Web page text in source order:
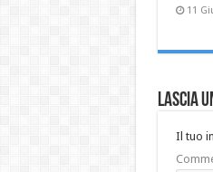
11
Lascia
Il tuo